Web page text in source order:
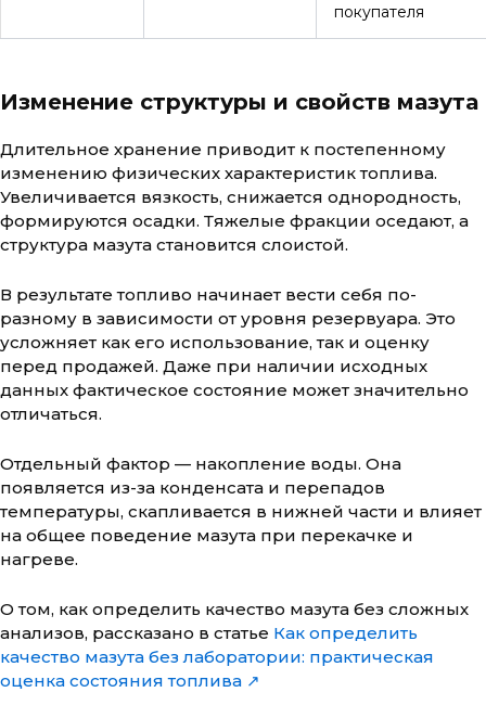
покупателя
Изменение структуры и свойств мазута
Длительное хранение приводит к постепенному
изменению физических характеристик топлива.
Увеличивается вязкость, снижается однородность,
формируются осадки. Тяжелые фракции оседают, а
структура мазута становится слоистой.
В результате топливо начинает вести себя по-
разному в зависимости от уровня резервуара. Это
усложняет как его использование, так и оценку
перед продажей. Даже при наличии исходных
данных фактическое состояние может значительно
отличаться.
Отдельный фактор — накопление воды. Она
появляется из-за конденсата и перепадов
температуры, скапливается в нижней части и влияет
на общее поведение мазута при перекачке и
нагреве.
О том, как определить качество мазута без сложных
анализов, рассказано в статье Как определить
качество мазута без лаборатории: практическая
оценка состояния топлива ↗